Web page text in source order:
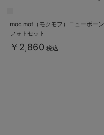
moc mof（モクモフ）ニューボーン
フォトセット
￥2,860 税込